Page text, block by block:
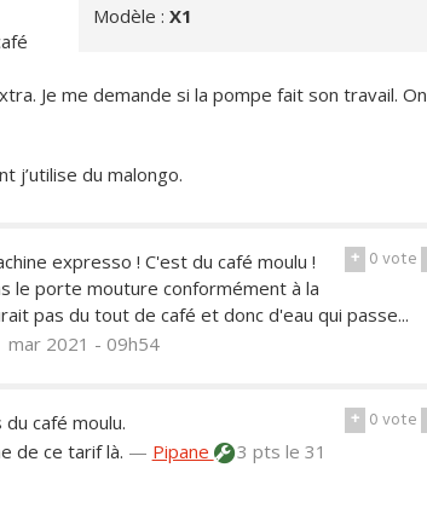
Modèle :X1
Je me demande si la pompe fait son travail. On
j’utilise du malongo.
+ 0vote
expresso ! C'est du café moulu !
le porte mouture conformément à la
pas du tout de café et donc d'eau qui passe...
mar 2021 - 09h54
+ 0vote
café moulu.
de ce tarif là. — Pipane 3 pts le 31